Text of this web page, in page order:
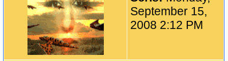
September 15,
2008 2:12 PM